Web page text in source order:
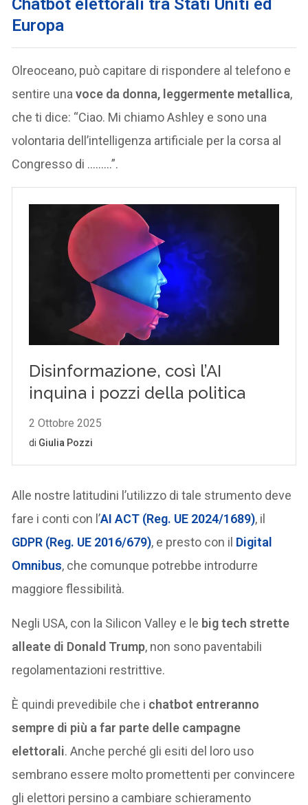
Chatbot elettorali tra Stati Uniti ed
Europa
Olreoceano, può capitare di rispondere al telefono e
sentire unavoce da donna, leggermente metallica,
che ti dice: “Ciao. Mi chiamo Ashley e sono una
volontaria dell’intelligenza artificiale per la corsa al
Congresso di ………”.
Alle nostre latitudini l’utilizzo di tale strumento deve
fare i conti con l’AI ACT (Reg. UE 2024/1689), il
GDPR (Reg. UE 2016/679), e presto con il Digital
Omnibus, che comunque potrebbe introdurre
maggiore flessibilità.
Negli USA, con la Silicon Valley e le big tech strette
alleate di Donald Trump, non sono paventabili
regolamentazioni restrittive.
È quindi prevedibile che i chatbot entreranno
sempre di più a far parte delle campagne
elettorali. Anche perché gli esiti del loro uso
sembrano essere molto promettenti per convincere
gli elettori persino a cambiare schieramento